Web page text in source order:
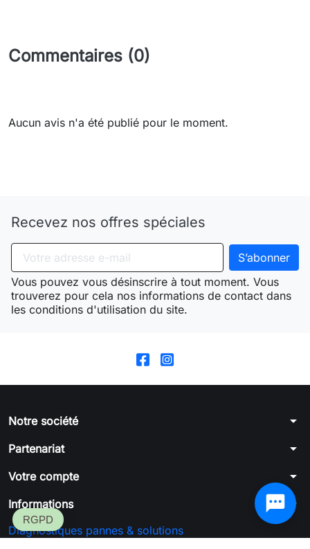
Commentaires (0)
Aucun avis n'a été publié pour le moment.
Recevez nos offres spéciales
Vous pouvez vous désinscrire à tout moment. Vous
trouverez pour cela nos informations de contact dans
les conditions d'utilisation du site.
Notre société arrow_drop_down
Partenariat arrow_drop_down
Votre compte arrow_drop_down
Informations arrow_drop_down
Diagnostiques pannes & solutions